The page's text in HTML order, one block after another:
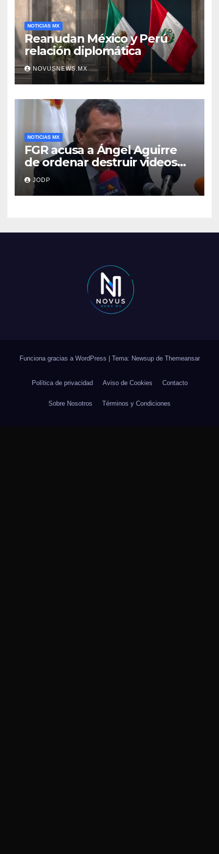
NOTICIAS MX
Reanudan México y Perú
relación diplomática
NOVUSNEWS.MX
NOTICIAS MX
FGR acusa a Ángel Aguirre
de ordenar destruir videos
clave del caso Ayotzinapa
JODP
Funciona gracias a WordPress Tema: Newsup de Themeansar
Política de privacidad Aviso de Cookies Contacto
Sobre Nosotros Términos y Condiciones